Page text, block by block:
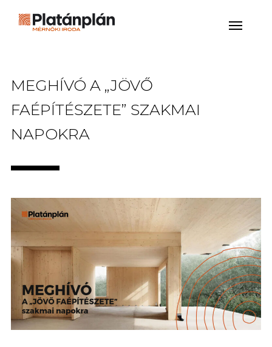
MEGHÍVÓ A „JÖVŐ
FAÉPÍTÉSZETE” SZAKMAI
NAPOKRA